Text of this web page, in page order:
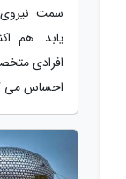
سمت
یابد. هم
افرادی
احساس می